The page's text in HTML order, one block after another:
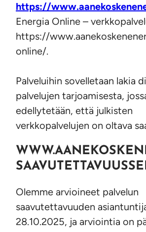
https://
Energia Online –
https://
online/.
Palveluihin sovelletaan lakia
palvelujen tarjoamisesta,
edellytetään, että julkisten
verkkopalvelujen on oltava
Olemme arvioineet palvelun
saavutettavuuden
28.10.2025, ja arviointia on